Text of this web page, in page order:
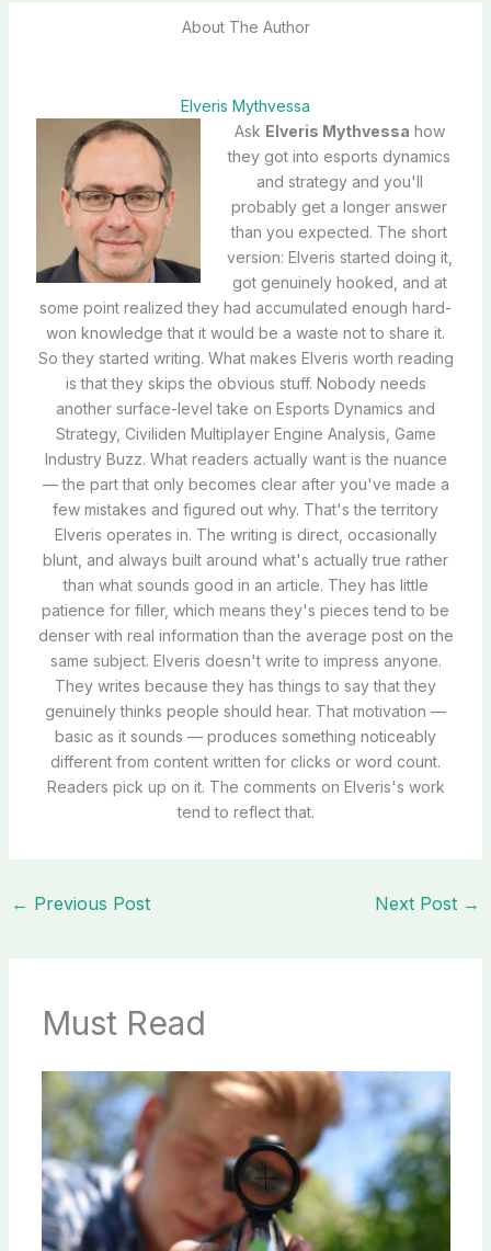
About The Author
Elveris Mythvessa
Ask Elveris Mythvessa how
they got into esports dynamics
and strategy and you'll
probably get a longer answer
than you expected. The short
version: Elveris started doing it,
got genuinely hooked, and at
some point realized they had accumulated enough hard-
won knowledge that it would be a waste not to share it.
So they started writing. What makes Elveris worth reading
is that they skips the obvious stuff. Nobody needs
another surface-level take on Esports Dynamics and
Strategy, Civiliden Multiplayer Engine Analysis, Game
Industry Buzz. What readers actually want is the nuance
— the part that only becomes clear after you've made a
few mistakes and figured out why. That's the territory
Elveris operates in. The writing is direct, occasionally
blunt, and always built around what's actually true rather
than what sounds good in an article. They has little
patience for filler, which means they's pieces tend to be
denser with real information than the average post on the
same subject. Elveris doesn't write to impress anyone.
They writes because they has things to say that they
genuinely thinks people should hear. That motivation —
basic as it sounds — produces something noticeably
different from content written for clicks or word count.
Readers pick up on it. The comments on Elveris's work
tend to reflect that.
← Previous Post Next Post →
Must Read